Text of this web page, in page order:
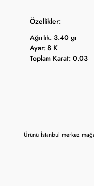
Özellikler:
Ağırlık: 3.40 gr
Ayar: 8 K
Toplam Karat: 0.03
Ürünü İstanbul merkez